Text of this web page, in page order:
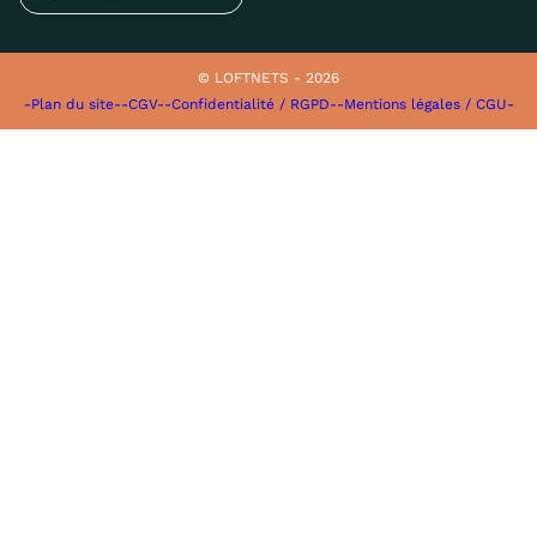
© LOFTNETS - 2026
-Plan du site--CGV--Confidentialité / RGPD--Mentions légales / CGU-